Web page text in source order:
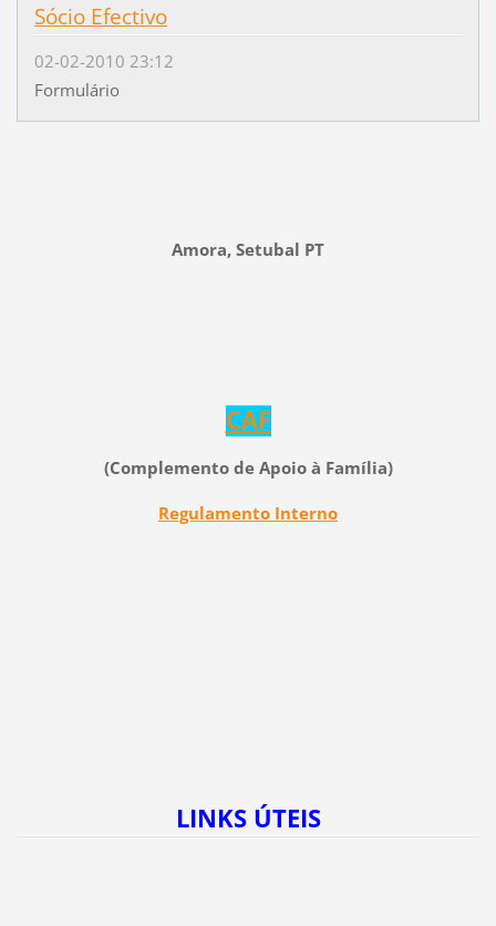
Sócio Efectivo
02-02-2010 23:12
Formulário
Amora, Setubal PT
CAF
(Complemento de Apoio à Família)
Regulamento Interno
LINKS ÚTEIS